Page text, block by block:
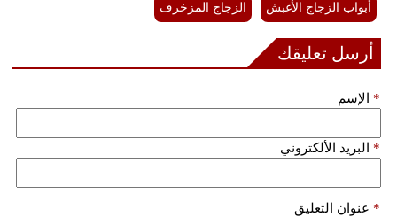
أبواب الزجاج الأغبش الزجاج المزخرف
أرسل تعليقك
الإسم *
البريد الألكتروني *
عنوان التعليق *